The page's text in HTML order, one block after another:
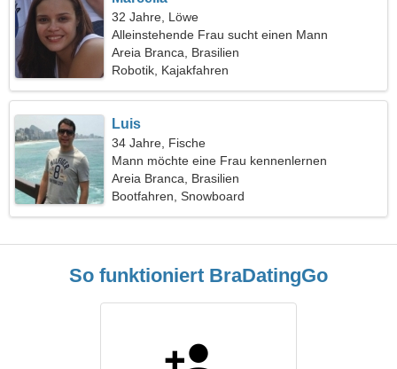
32 Jahre, Löwe
Alleinstehende Frau sucht einen Mann
Areia Branca, Brasilien
Robotik, Kajakfahren
Luis
34 Jahre, Fische
Mann möchte eine Frau kennenlernen
Areia Branca, Brasilien
Bootfahren, Snowboard
So funktioniert BraDatingGo